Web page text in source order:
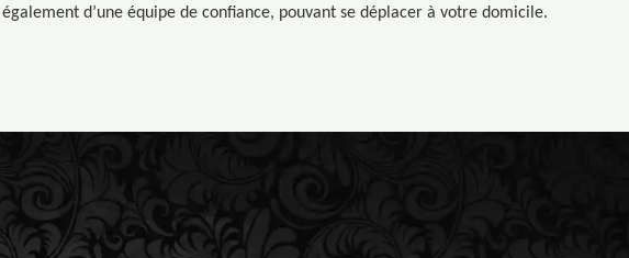
d’une équipe de confiance, pouvant se déplacer à votre domicile.